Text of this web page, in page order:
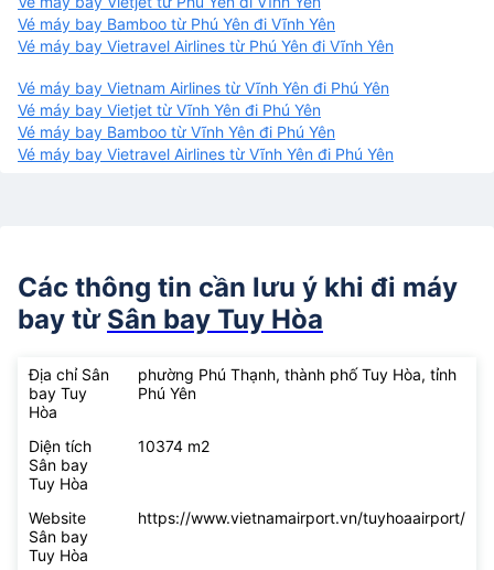
Vé máy bay Bamboo từ Phú Yên đi Vĩnh Yên
Vé máy bay Vietravel Airlines từ Phú Yên đi Vĩnh Yên
Vé máy bay Vietnam Airlines từ Vĩnh Yên đi Phú Yên
Vé máy bay Vietjet từ Vĩnh Yên đi Phú Yên
Vé máy bay Bamboo từ Vĩnh Yên đi Phú Yên
Vé máy bay Vietravel Airlines từ Vĩnh Yên đi Phú Yên
Các thông tin cần lưu ý khi đi máy
bay từ Sân bay Tuy Hòa
Địa chỉ Sân
bay Tuy
Hòa
phường Phú Thạnh, thành phố Tuy Hòa, tỉnh
Phú Yên
Diện tích
Sân bay
Tuy Hòa
10374 m2
Website
Sân bay
Tuy Hòa
https://www.vietnamairport.vn/tuyhoaairport/